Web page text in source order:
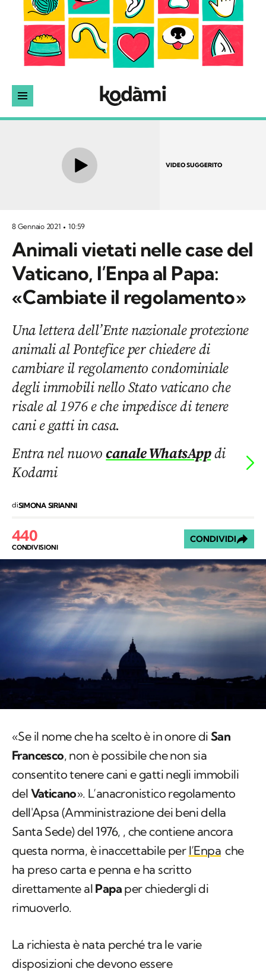
VIDEO SUGGERITO
8 Gennaio 2021 10:59
Animali vietati nelle case del
Vaticano, l’Enpa al Papa:
«Cambiate il regolamento»
Una lettera dell’Ente nazionale protezione
animali al Pontefice per chiedere di
cambiare il regolamento condominiale
degli immobili nello Stato vaticano che
risale al 1976 e che impedisce di tenere
cani e gatti in casa.
Entra nel nuovocanale WhatsAppdi
Kodami
diSIMONA SIRIANNI
440
CONDIVISIONI
CONDIVIDI
«Se il nome che ha scelto è in onore di San
Francesco, non è possibile che non sia
consentito tenere cani e gatti negli immobili
del Vaticano». L’anacronistico regolamento
dell'Apsa (Amministrazione dei beni della
Santa Sede) del 1976, , che contiene ancora
questa norma, è inaccettabile per l’Enpa che
ha preso carta e penna e ha scritto
direttamente al Papa per chiedergli di
rimuoverlo.
La richiesta è nata perché tra le varie
disposizioni che devono essere